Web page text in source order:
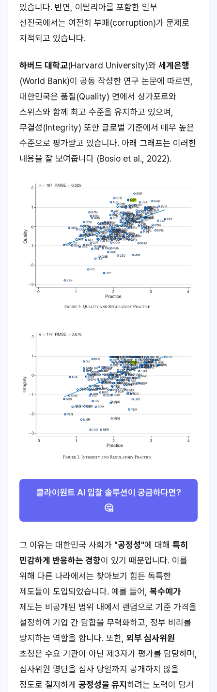
있습니다. 반면, 이탈리아를 포함한 일부
선진국에서는 여전히 부패(corruption)가 문제로
지적되고 있습니다.
하버드 대학교(Harvard University)와 세계은행
(World Bank)이 공동 작성한 연구 논문에 따르면,
대한민국은 품질(Quality) 면에서 싱가포르와
스위스와 함께 최고 수준을 유지하고 있으며,
무결성(Integrity) 또한 글로벌 기준에서 매우 높은
수준으로 평가받고 있습니다. 아래 그래프는 이러한
내용을 잘 보여줍니다 (Bosio et al., 2022).
클라이원트 AI 입찰 솔루션이 궁금하다면?
🤔
그 이유는 대한민국 사회가 "공정성"에 대해 특히
민감하게 반응하는 경향이 있기 때문입니다. 이를
위해 다른 나라에서는 찾아보기 힘든 독특한
제도들이 도입되었습니다. 예를 들어,복수예가
제도는 비공개된 범위 내에서 랜덤으로 기준 가격을
설정하여 기업 간 담합을 무력화하고, 정부 비리를
방지하는 역할을 합니다. 또한, 외부 심사위원
초청은 수요 기관이 아닌 제3자가 평가를 담당하며,
심사위원 명단을 심사 당일까지 공개하지 않을
정도로 철저하게 공정성을 유지 하려는 노력이 담겨